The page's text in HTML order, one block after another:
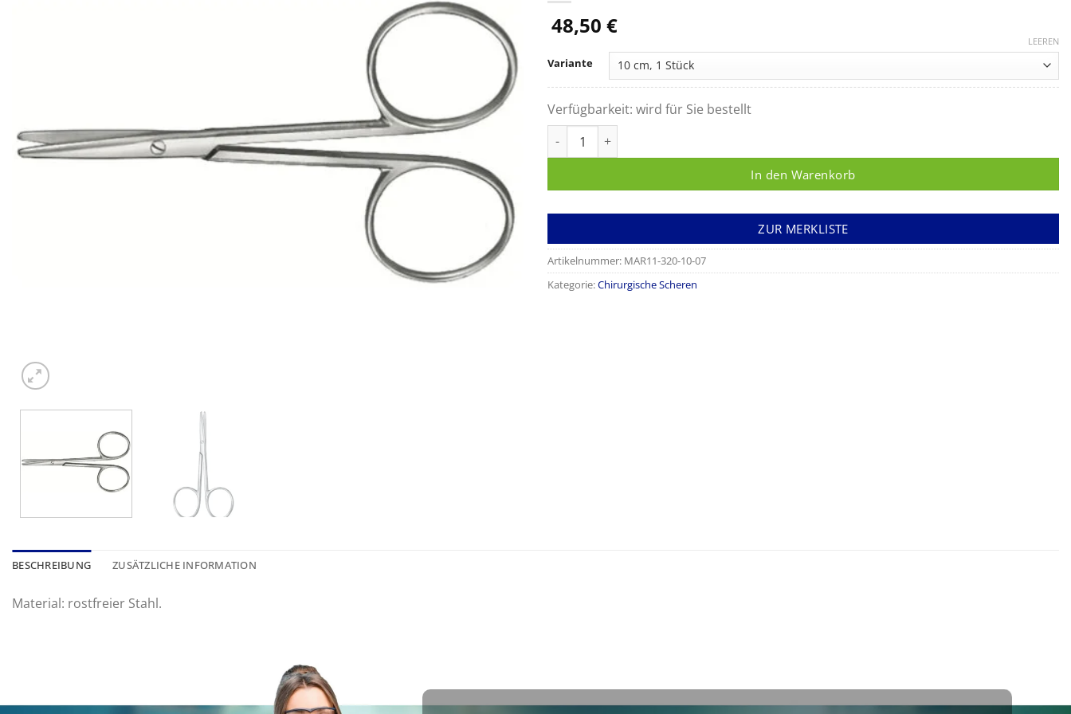
48,50 €
Variante
LEEREN
Verfügbarkeit: wird für Sie bestellt
In den Warenkorb
ZUR MERKLISTE
Artikelnummer: MAR11-320-10-07
Kategorie:Chirurgische Scheren
BESCHREIBUNG ZUSÄTZLICHE INFORMATION
Material: rostfreier Stahl.